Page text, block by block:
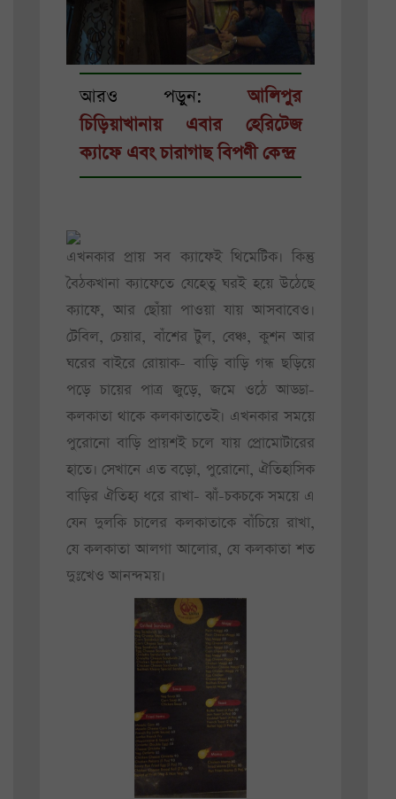
আরও পড়ুন:আলিপুর
চিড়িয়াখানায় এবার হেরিটেজ
ক্যাফে এবং চারাগাছ বিপণী কেন্দ্র
এখনকার প্রায় সব ক্যাফেই থিমেটিক। কিন্তু
বৈঠকখানা ক্যাফেতে যেহেতু ঘরই হয়ে উঠেছে
ক্যাফে, আর ছোঁয়া পাওয়া যায় আসবাবেও।
টেবিল, চেয়ার, বাঁশের টুল, বেঞ্চ, কুশন আর
ঘরের বাইরে রোয়াক- বাড়ি বাড়ি গন্ধ ছড়িয়ে
পড়ে চায়ের পাত্র জুড়ে, জমে ওঠে আড্ডা-
কলকাতা থাকে কলকাতাতেই। এখনকার সময়ে
পুরোনো বাড়ি প্রায়শই চলে যায় প্রোমোটারের
হাতে। সেখানে এত বড়ো, পুরোনো, ঐতিহাসিক
বাড়ির ঐতিহ্য ধরে রাখা- ঝাঁ-চকচকে সময়ে এ
যেন দুলকি চালের কলকাতাকে বাঁচিয়ে রাখা,
যে কলকাতা আলগা আলোর, যে কলকাতা শত
দুঃখেও আনন্দময়।